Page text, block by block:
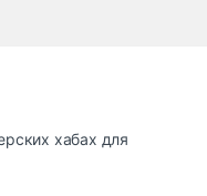
хабах для